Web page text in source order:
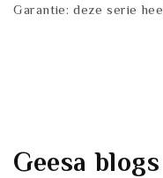
Garantie: deze serie
Geesa blogs